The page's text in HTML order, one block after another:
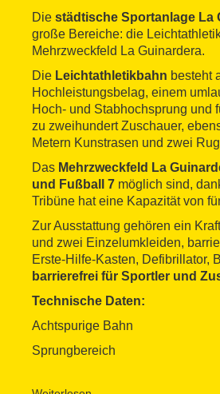
Die städtische Sportanlage La
große Bereiche: die
Mehrzweckfeld La Guinardera.
Die Leichtathletikbahn besteht
Hochleistungsbelag, einem
Hoch- und Stabhochsprung und
zu zweihundert Zuschauer,
Metern Kunstrasen und zwei
Das Mehrzweckfeld La
und Fußball 7 möglich sind,
Tribüne hat eine Kapazität von
Zur Ausstattung gehören ein
und zwei Einzelumkleiden,
Erste-Hilfe-Kasten, Defibrillator,
barrierefrei für Sportler und
Technische Daten:
Achtspurige Bahn
Sprungbereich